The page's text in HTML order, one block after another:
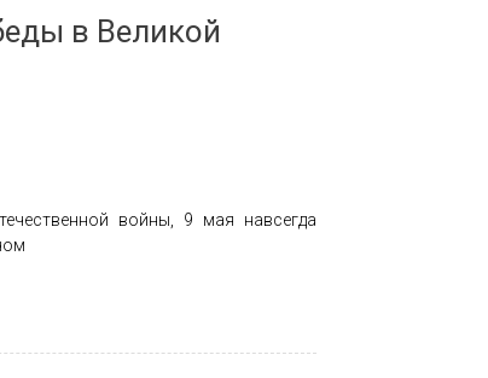
в Великой
войны, 9 мая навсегда